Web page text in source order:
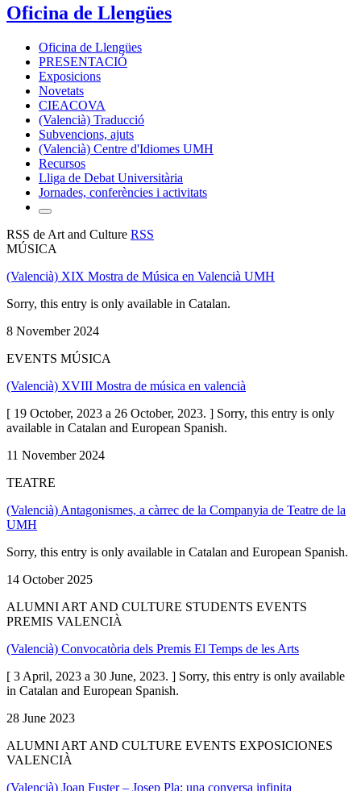
Oficina de Llengües
Oficina de Llengües
PRESENTACIÓ
Exposicions
Novetats
CIEACOVA
(Valencià) Traducció
Subvencions, ajuts
(Valencià) Centre d'Idiomes UMH
Recursos
Lliga de Debat Universitària
Jornades, conferències i activitats
RSS de Art and Culture RSS
MÚSICA
(Valencià) XIX Mostra de Música en Valencià UMH
Sorry, this entry is only available in Catalan.
8 November 2024
EVENTS MÚSICA
(Valencià) XVIII Mostra de música en valencià
[ 19 October, 2023 a 26 October, 2023. ] Sorry, this entry is only
available in Catalan and European Spanish.
11 November 2024
TEATRE
(Valencià) Antagonismes, a càrrec de la Companyia de Teatre de la
UMH
Sorry, this entry is only available in Catalan and European Spanish.
14 October 2025
ALUMNI ART AND CULTURE STUDENTS EVENTS
PREMIS VALENCIÀ
(Valencià) Convocatòria dels Premis El Temps de les Arts
[ 3 April, 2023 a 30 June, 2023. ] Sorry, this entry is only available
in Catalan and European Spanish.
28 June 2023
ALUMNI ART AND CULTURE EVENTS EXPOSICIONES
VALENCIÀ
(Valencià) Joan Fuster – Josep Pla: una conversa infinita